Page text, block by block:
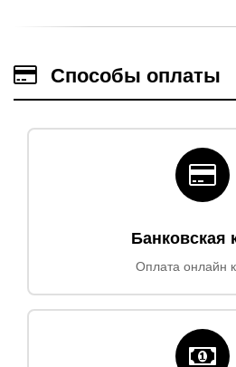
Способы оплаты
Банковская
Оплата онлайн